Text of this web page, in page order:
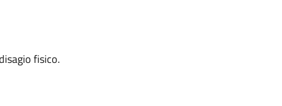
fisico.